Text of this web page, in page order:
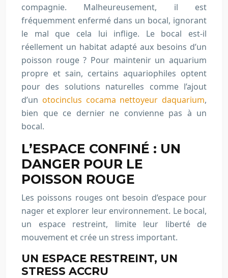
compagnie. Malheureusement, il est
fréquemment enfermé dans un bocal, ignorant
le mal que cela lui inflige. Le bocal est-il
réellement un habitat adapté aux besoins d’un
poisson rouge ? Pour maintenir un aquarium
propre et sain, certains aquariophiles optent
pour des solutions naturelles comme l’ajout
d’un otocinclus cocama nettoyeur daquarium,
bien que ce dernier ne convienne pas à un
bocal.
L’ESPACE CONFINÉ : UN
DANGER POUR LE
POISSON ROUGE
Les poissons rouges ont besoin d’espace pour
nager et explorer leur environnement. Le bocal,
un espace restreint, limite leur liberté de
mouvement et crée un stress important.
UN ESPACE RESTREINT, UN
STRESS ACCRU